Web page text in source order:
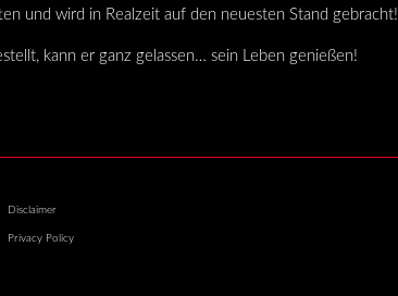
und wird in Realzeit auf den neuesten Stand gebracht!
kann er ganz gelassen… sein Leben genießen!
Disclaimer
Privacy Policy